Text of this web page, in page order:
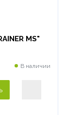
MS"
В наличии